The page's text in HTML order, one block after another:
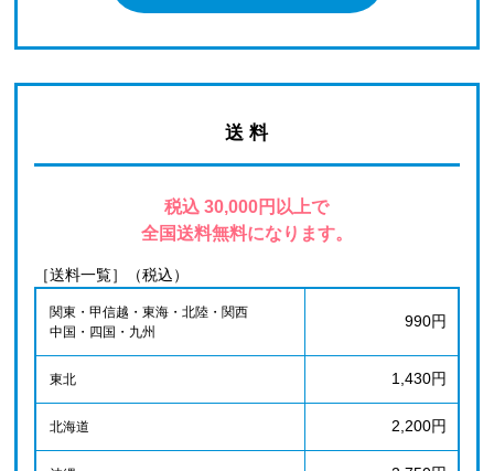
送 料
税込 30,000円以上で
全国送料無料になります。
［送料一覧］（税込）
関東・甲信越・東海・北陸・関西
中国・四国・九州
990円
東北 1,430円
北海道 2,200円